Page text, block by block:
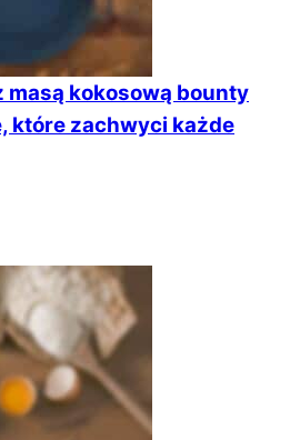
masą kokosową bounty
które zachwyci każde